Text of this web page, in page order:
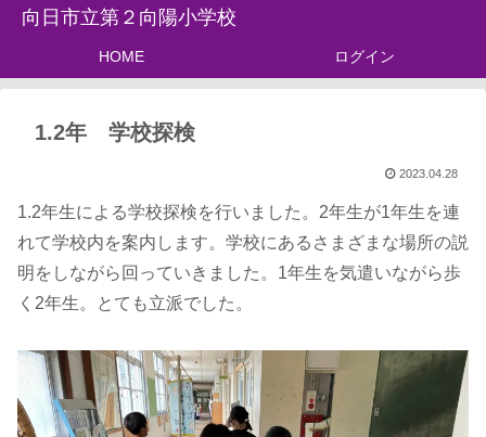
向日市立第２向陽小学校
HOME ログイン
1.2年 学校探検
2023.04.28
1.2年生による学校探検を行いました。2年生が1年生を連
れて学校内を案内します。学校にあるさまざまな場所の説
明をしながら回っていきました。1年生を気遣いながら歩
く2年生。とても立派でした。